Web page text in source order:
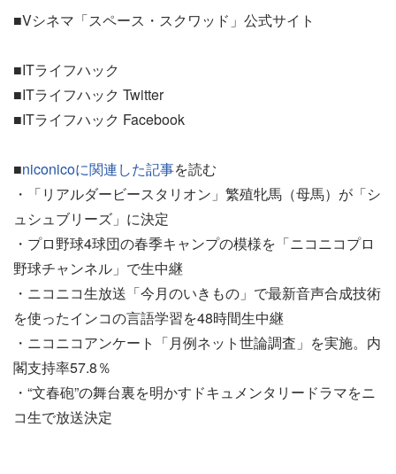
■Vシネマ「スペース・スクワッド」公式サイト
■ITライフハック
■ITライフハック Twitter
■ITライフハック Facebook
■niconicoに関連した記事を読む
・「リアルダービースタリオン」繁殖牝馬（母馬）が「シ
ュシュブリーズ」に決定
・プロ野球4球団の春季キャンプの模様を「ニコニコプロ
野球チャンネル」で生中継
・ニコニコ生放送「今月のいきもの」で最新音声合成技術
を使ったインコの言語学習を48時間生中継
・ニコニコアンケート「月例ネット世論調査」を実施。内
閣支持率57.8％
・“文春砲”の舞台裏を明かすドキュメンタリードラマをニ
コ生で放送決定